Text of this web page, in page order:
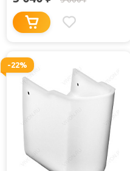
-22%